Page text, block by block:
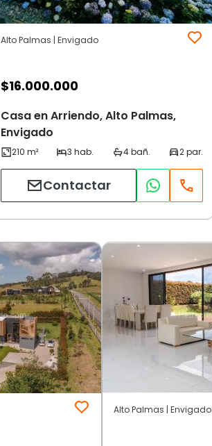
Alto Palmas | Envigado
$16.000.000
Casa en Arriendo, Alto Palmas,
Envigado
Contactar
Alto Palmas | Envigado